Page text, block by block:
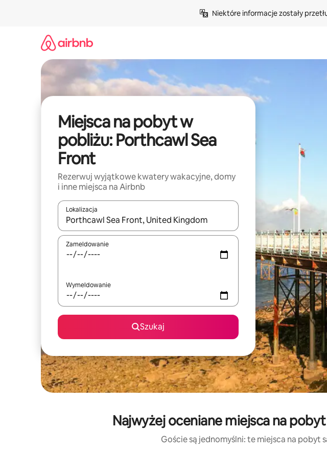
Niektóre informacje zostały
Miejsca na pobyt w
pobliżu: Porthcawl Sea
Front
Rezerwuj wyjątkowe kwatery wakacyjne, domy
i inne miejsca na Airbnb
Lokalizacja
Gdy wyniki będą dostępne, możesz poruszać się po nich za pomocą klawiszy
Zameldowanie
Wymeldowanie
Szukaj
Najwyżej oceniane miejsca na
Goście są jednomyślni: te miejsca na pobyt